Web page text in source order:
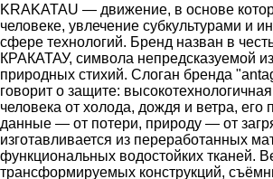
KRAKATAU — движение, в основе
человеке, увлечение субкультурами и
сфере технологий. Бренд назван в
КРАКАТАУ, символа непредсказуемой
природных стихий. Слоган бренда
говорит о защите:
человека от холода, дождя и ветра, его
данные — от потери, природу — от
изготавливается из переработанных
функциональных водостойких тканей.
трансформируемых конструкций,